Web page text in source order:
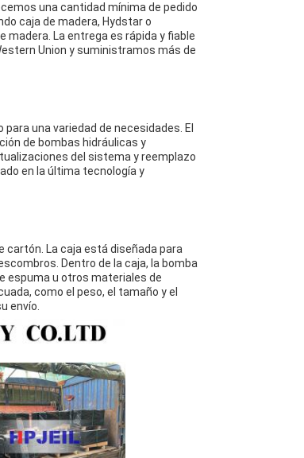
una cantidad mínima de pedido
caja de madera, Hydstar o
madera. La entrega es rápida y fiable
Union y suministramos más de
una variedad de necesidades. El
de bombas hidráulicas y
del sistema y reemplazo
en la última tecnología y
cartón. La caja está diseñada para
Dentro de la caja, la bomba
espuma u otros materiales de
como el peso, el tamaño y el
envío.